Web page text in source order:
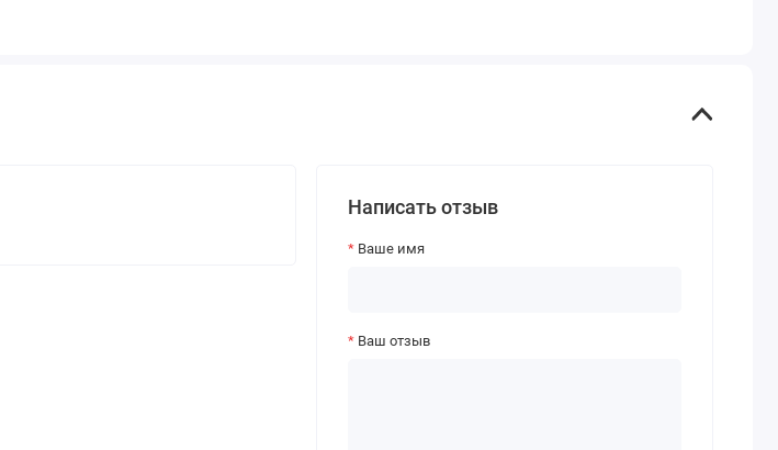
Написать отзыв
Ваше имя
Ваш отзыв